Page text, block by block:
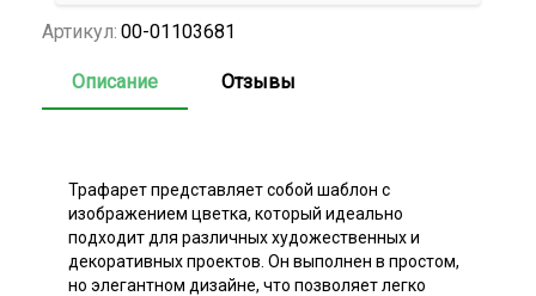
Артикул: 00-01103681
Описание Отзывы
Трафарет представляет собой шаблон с
изображением цветка, который идеально
подходит для различных художественных и
декоративных проектов. Он выполнен в простом,
но элегантном дизайне, что позволяет легко